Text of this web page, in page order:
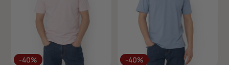
-40% -40%